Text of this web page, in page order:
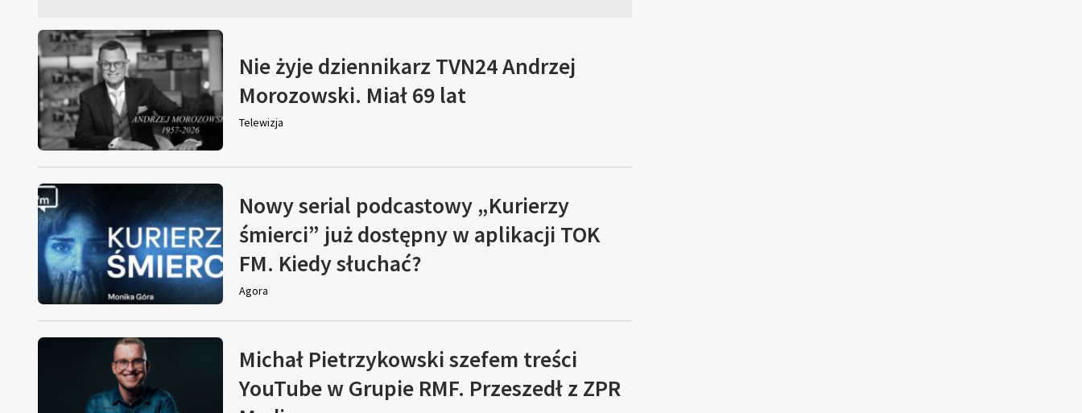
Nie żyje dziennikarz TVN24 Andrzej
Morozowski. Miał 69 lat
Telewizja
Nowy serial podcastowy „Kurierzy
śmierci” już dostępny w aplikacji TOK
FM. Kiedy słuchać?
Agora
Michał Pietrzykowski szefem treści
YouTube w Grupie RMF. Przeszedł z ZPR